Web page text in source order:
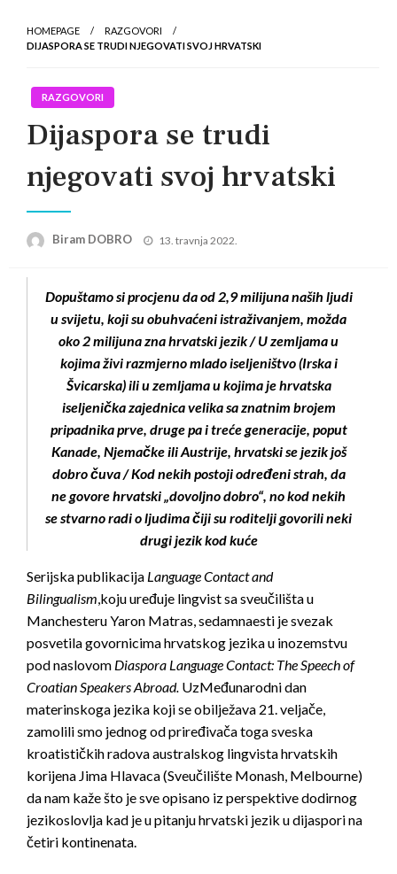
HOMEPAGE
RAZGOVORI
DIJASPORA SE TRUDI NJEGOVATI SVOJ HRVATSKI
RAZGOVORI
Dijaspora se trudi
njegovati svoj hrvatski
Biram DOBRO
Posted
13. travnja 2022.
Dopuštamo si procjenu da od 2,9 milijuna naših ljudi
u svijetu, koji su obuhvaćeni istraživanjem, možda
oko 2 milijuna zna hrvatski jezik / U zemljama u
kojima živi razmjerno mlado iseljeništvo (Irska i
Švicarska) ili u zemljama u kojima je hrvatska
iseljenička zajednica velika sa znatnim brojem
pripadnika prve, druge pa i treće generacije, poput
Kanade, Njemačke ili Austrije, hrvatski se jezik još
dobro čuva / Kod nekih postoji određeni strah, da
ne govore hrvatski „dovoljno dobro“, no kod nekih
se stvarno radi o ljudima čiji su roditelji govorili neki
drugi jezik kod kuće
Serijska publikacija Language Contact and
Bilingualism,koju uređuje lingvist sa sveučilišta u
Manchesteru Yaron Matras, sedamnaesti je svezak
posvetila govornicima hrvatskog jezika u inozemstvu
pod naslovom Diaspora Language Contact: The Speech of
Croatian Speakers Abroad. UzMeđunarodni dan
materinskoga jezika koji se obilježava 21. veljače,
zamolili smo jednog od priređivača toga sveska
kroatističkih radova australskog lingvista hrvatskih
korijena Jima Hlavaca (Sveučilište Monash, Melbourne)
da nam kaže što je sve opisano iz perspektive dodirnog
jezikoslovlja kad je u pitanju hrvatski jezik u dijaspori na
četiri kontinenata.